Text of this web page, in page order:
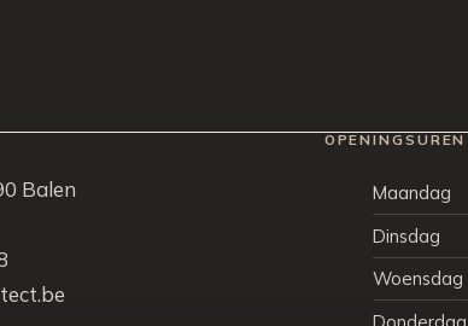
Balen
OPENINGSUREN
Maandag
Dinsdag
Woensdag